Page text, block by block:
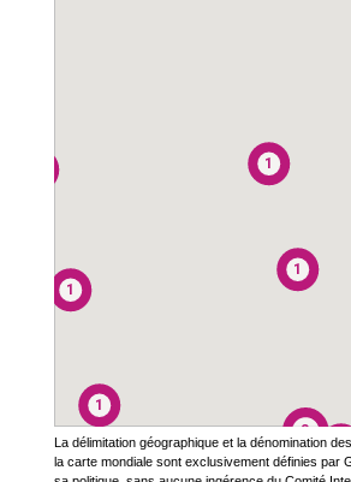
1
1
1
1
1
1
3
La délimitation géographique et la dénomination
la carte mondiale sont exclusivement définies par